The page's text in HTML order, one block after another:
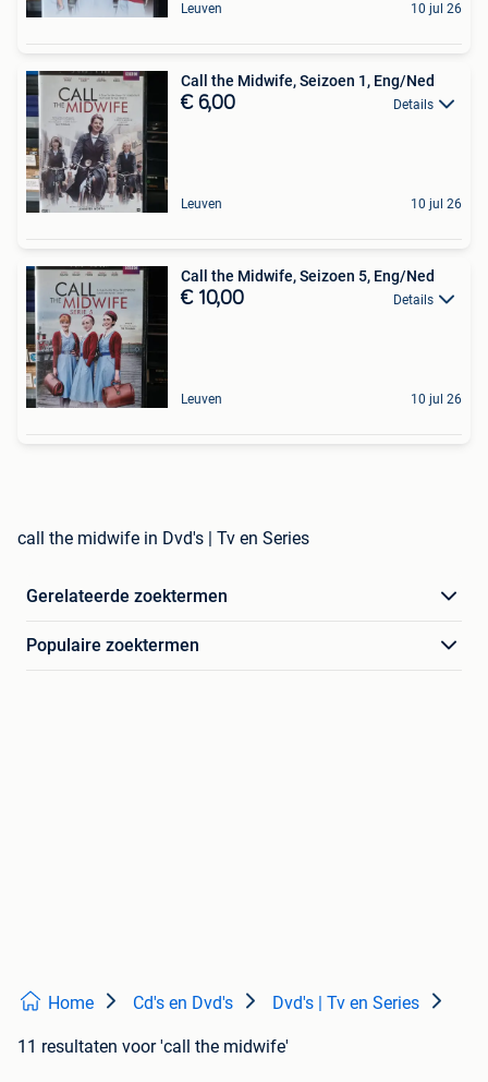
Leuven 10 jul 26
Call the Midwife, Seizoen 1, Eng/Ned
€ 6,00 Details
Leuven 10 jul 26
Call the Midwife, Seizoen 5, Eng/Ned
€ 10,00 Details
Leuven 10 jul 26
call the midwife in Dvd's | Tv en Series
Gerelateerde zoektermen
Populaire zoektermen
Home Cd's en Dvd's Dvd's | Tv en Series
11 resultaten voor 'call the midwife'